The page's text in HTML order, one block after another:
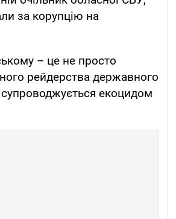
за корупцію на
– це не просто
рейдерства державного
екоцидом